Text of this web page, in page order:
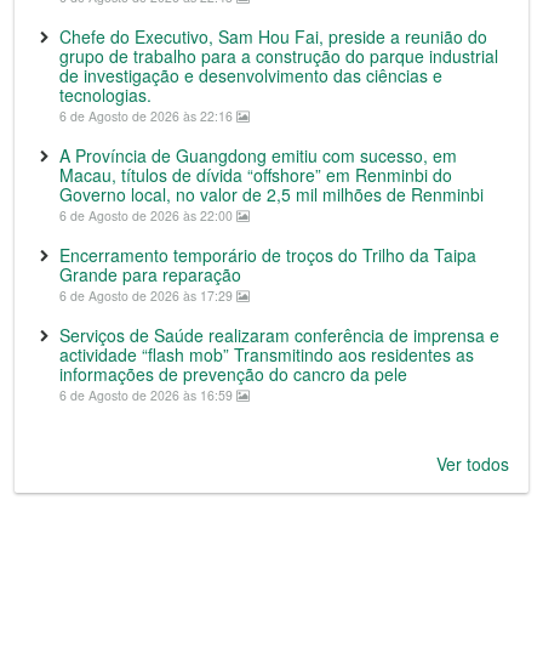
Chefe do Executivo, Sam Hou Fai, preside a reunião do
grupo de trabalho para a construção do parque industrial
de investigação e desenvolvimento das ciências e
tecnologias.
6 de Agosto de 2026 às 22:16
A Província de Guangdong emitiu com sucesso, em
Macau, títulos de dívida “offshore” em Renminbi do
Governo local, no valor de 2,5 mil milhões de Renminbi
6 de Agosto de 2026 às 22:00
Encerramento temporário de troços do Trilho da Taipa
Grande para reparação
6 de Agosto de 2026 às 17:29
Serviços de Saúde realizaram conferência de imprensa e
actividade “flash mob” Transmitindo aos residentes as
informações de prevenção do cancro da pele
6 de Agosto de 2026 às 16:59
Ver todos